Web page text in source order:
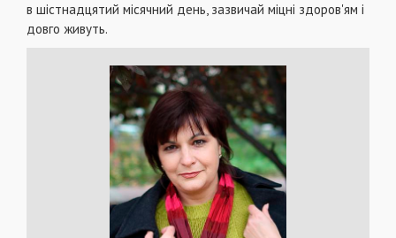
в шістнадцятий місячний день, зазвичай міцні здоров'ям і
довго живуть.